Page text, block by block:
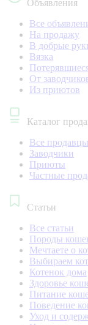
Объявления
Все
На продажу
В добрые
Вязка
От
Из приютов
Каталог
Все продавцы
Заводчики
Приюты
Частные
Статьи
Все статьи
Породы
Мечтаете о
Выбираем
Котенок дома
Здоровье
Питание
Поведение
Уход и